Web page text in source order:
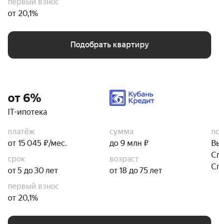
от 20,1%
Подобрать квартиру
от 6%
IT-ипотека
платёж
от 15 045 ₽/мес.
сумма
до 9 млн ₽
срок
от 5 до 30 лет
возраст
от 18 до 75 лет
первый взнос
от 20,1%